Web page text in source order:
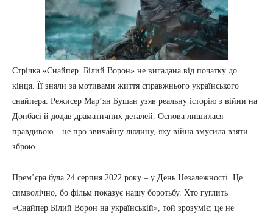
Стрічка «Снайпер. Білий Ворон» не вигадана від початку до
кінця. Її зняли за мотивами життя справжнього українського
снайпера. Режисер Мар’ян Бушан узяв реальну історію з війни на
Донбасі й додав драматичних деталей. Основа лишилася
правдивою – це про звичайну людину, яку війна змусила взяти
зброю.
Прем’єра була 24 серпня 2022 року – у День Незалежності. Це
символічно, бо фільм показує нашу боротьбу. Хто гуглить
«Снайпер Білий Ворон на українській», той зрозуміє: це не